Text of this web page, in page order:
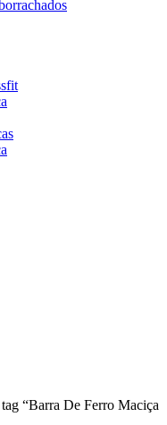
“Barra De Ferro Maciça